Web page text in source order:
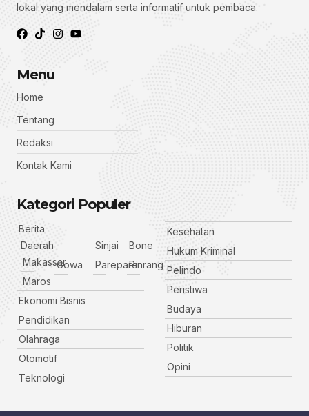
lokal yang mendalam serta informatif untuk pembaca.
Menu
Home
Tentang
Redaksi
Kontak Kami
Kategori Populer
Berita
Daerah
Makassar
Maros
Gowa
Sinjai
Parepare
Bone
Pinrang
Ekonomi Bisnis
Pendidikan
Olahraga
Otomotif
Teknologi
Kesehatan
Hukum Kriminal
Pelindo
Peristiwa
Budaya
Hiburan
Politik
Opini